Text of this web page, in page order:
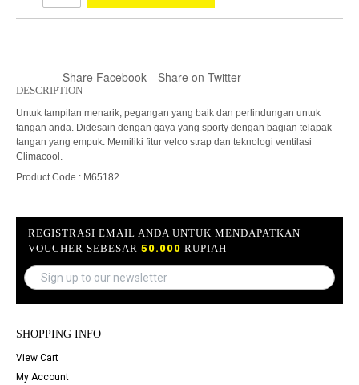
Share Facebook Share on Twitter
DESCRIPTION
Untuk tampilan menarik, pegangan yang baik dan perlindungan untuk
tangan anda. Didesain dengan gaya yang sporty dengan bagian telapak
tangan yang empuk. Memiliki fitur velco strap dan teknologi ventilasi
Climacool.
Product Code : M65182
REGISTRASI EMAIL ANDA UNTUK MENDAPATKAN
VOUCHER SEBESAR 50.000 RUPIAH
SHOPPING INFO
View Cart
My Account